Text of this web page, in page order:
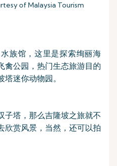
of Malaysia Tourism
族馆，这里是探索绚丽海
禽公园，热门生态旅游目的
迷你动物园。
子塔，那么吉隆坡之旅就不
欣赏风景，当然，还可以拍